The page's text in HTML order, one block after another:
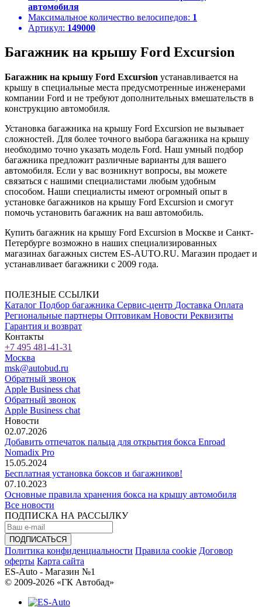
автомобиля
Максимальное количество велосипедов: 1
Артикул: 149000
Багажник на крышу Ford Excursion
Багажник на крышу Ford Excursion устанавливается на
крышу в специальные места предусмотренные инженерами
компании Ford и не требуют дополнительных вмешательств в
конструкцию автомобиля.
Установка багажника на крышу Ford Excursion не вызывает
сложностей. Для более точного выбора багажника на крышу
необходимо точно указать модель Ford. Наш умный подбор
багажника предложит различные варианты для вашего
автомобиля. Если у вас возникнут вопросы, вы можете
связаться с нашими специалистами любым удобным
способом. Наши специалисты имеют огромный опыт в
установке багажников на крышу Ford Excursion и смогут
помочь установить багажник на ваш автомобиль.
Купить багажник на крышу Ford Excursion в Москве и Санкт-
Петербурге возможно в наших специализированных
магазинах багажных систем ES-AUTO.RU. Магазин продает и
устанавливает багажники с 2009 года.
ПОЛЕЗНЫЕ ССЫЛКИ
Каталог Подбор багажника Сервис-центр Доставка Оплата
Региональные партнеры Оптовикам Новости Реквизиты
Гарантия и возврат
Контакты
+7 495 481-41-31
Москва
msk@autobud.ru
Обратный звонок
Apple Business chat
Обратный звонок
Apple Business chat
Новости
02.07.2026
Добавить отпечаток пальца для открытия бокса Enroad
Nomadix Pro
15.05.2024
Бесплатная установка боксов и багажников!
07.10.2023
Основные правила хранения бокса на крышу автомобиля
Все новости
ПОДПИСКА НА РАССЫЛКУ
Политика конфиденциальности Правила cookie Договор
оферты Карта сайта
ES-Auto - Магазин №1
© 2009-2026 «ГК Автобад»